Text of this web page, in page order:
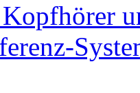
Kopfhörer